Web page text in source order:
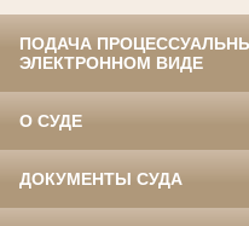
ПОДАЧА
ЭЛЕКТРОННОМ ВИДЕ
О СУДЕ
ДОКУМЕНТЫ СУДА